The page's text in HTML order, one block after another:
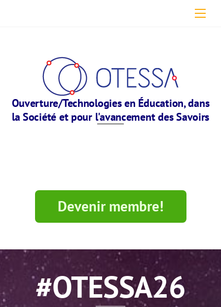
Ouverture/Technologies en Éducation, dans
la Société et pour l'avancement des Savoirs
Devenir membre!
#OTESSA26